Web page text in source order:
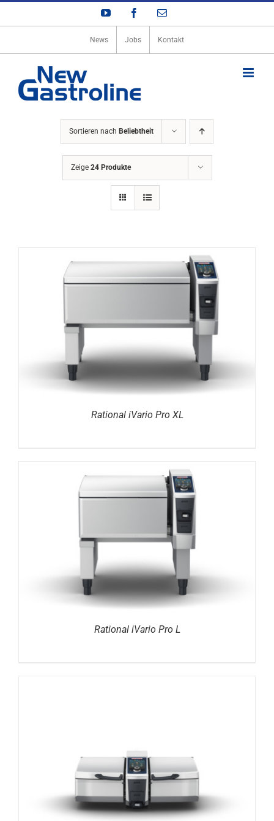
Zum
YouTube Facebook
E-
News Jobs Kontakt
Sortieren nach Beliebtheit
Zeige 24 Produkte
DETAILS
Rational iVario Pro XL
DETAILS
Rational iVario Pro L
DETAILS